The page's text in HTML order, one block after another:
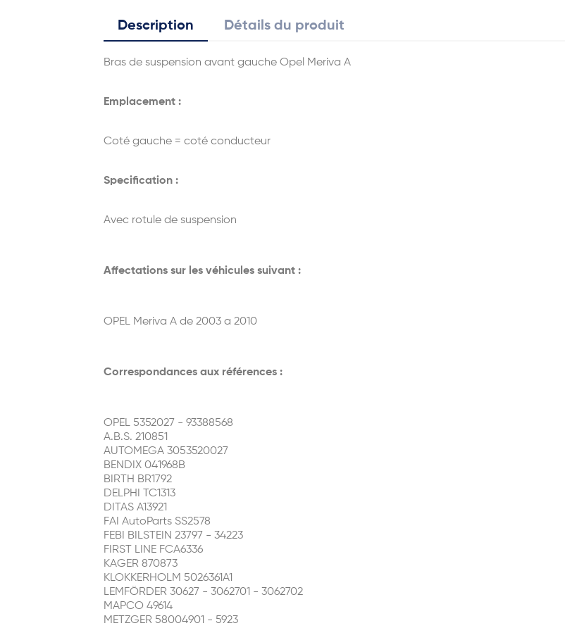
Description Détails du produit
Bras de suspension avant gauche Opel Meriva A
Emplacement :
Coté gauche = coté conducteur
Specification :
Avec rotule de suspension
Affectations sur les véhicules suivant :
OPEL Meriva A de 2003 a 2010
Correspondances aux références :
OPEL 5352027 - 93388568
A.B.S. 210851
AUTOMEGA 3053520027
BENDIX 041968B
BIRTH BR1792
DELPHI TC1313
DITAS A13921
FAI AutoParts SS2578
FEBI BILSTEIN 23797 - 34223
FIRST LINE FCA6336
KAGER 870873
KLOKKERHOLM 5026361A1
LEMFÖRDER 30627 - 3062701 - 3062702
MAPCO 49614
METZGER 58004901 - 5923